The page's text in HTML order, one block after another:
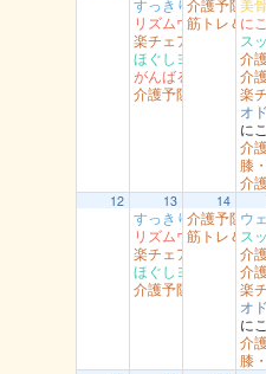
リズムウオーキン
楽チェア体操 丸由
ほぐしヨガ （駅南
がんばるエアロ 吉
介護予防智頭 総合
筋トレ＆に
ス
介
介
楽
オ
に
介
膝
介
12 13
すっきり体操 湖南
リズムウオーキン
楽チェア体操 丸由
ほぐしヨガ （駅南
介護予防智頭 総合
14
介護予防岩
筋トレ＆
ウ
ス
介
介
楽
オ
に
介
膝